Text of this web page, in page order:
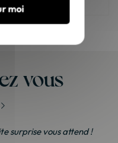
vous
surprise vous attend !
moi